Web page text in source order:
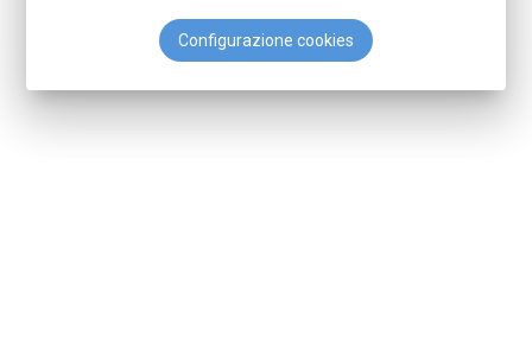
Configurazione cookies